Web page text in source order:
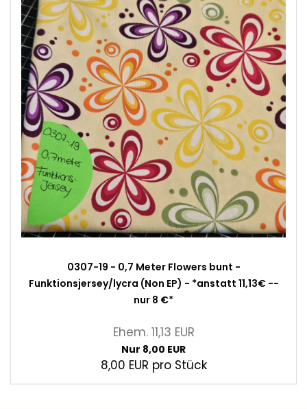
0307-19 - 0,7 Meter Flowers bunt -
Funktionsjersey/lycra (Non EP) - *anstatt 11,13€ --
nur 8 €*
Ehem. 11,13 EUR
Nur 8,00 EUR
8,00 EUR pro Stück